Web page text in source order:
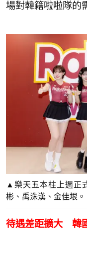
場對韓籍啦啦隊的
▲樂天五本柱上週正
彬、禹洙漢、金佳垠。
待遇差距擴大 韓